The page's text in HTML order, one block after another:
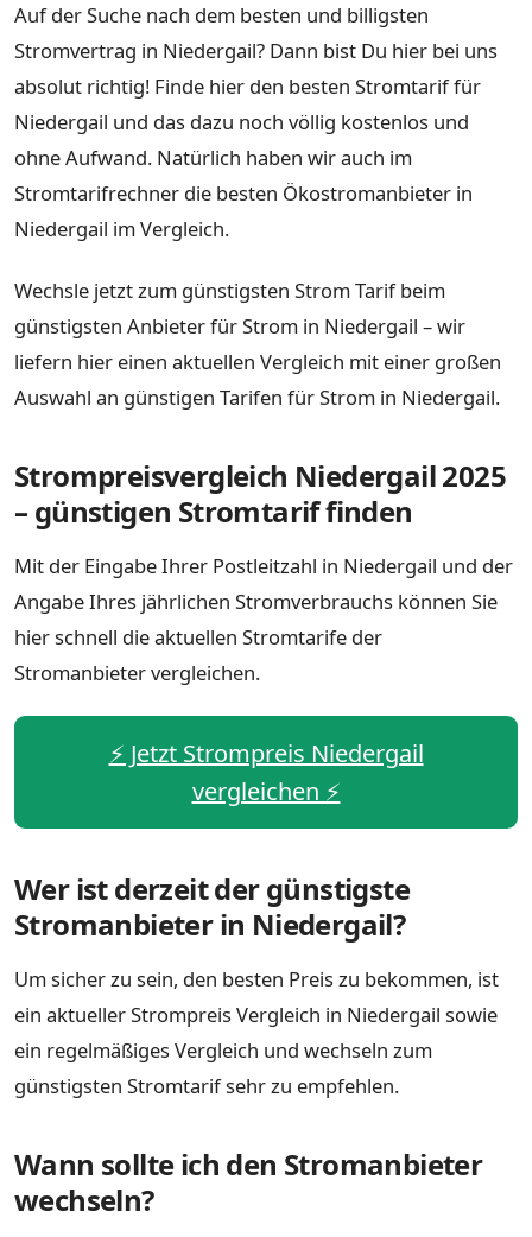
Auf der Suche nach dem besten und billigsten
Stromvertrag in Niedergail? Dann bist Du hier bei uns
absolut richtig! Finde hier den besten Stromtarif für
Niedergail und das dazu noch völlig kostenlos und
ohne Aufwand. Natürlich haben wir auch im
Stromtarifrechner die besten Ökostromanbieter in
Niedergail im Vergleich.
Wechsle jetzt zum günstigsten Strom Tarif beim
günstigsten Anbieter für Strom in Niedergail – wir
liefern hier einen aktuellen Vergleich mit einer großen
Auswahl an günstigen Tarifen für Strom in Niedergail.
Strompreisvergleich Niedergail 2025
– günstigen Stromtarif finden
Mit der Eingabe Ihrer Postleitzahl in Niedergail und der
Angabe Ihres jährlichen Stromverbrauchs können Sie
hier schnell die aktuellen Stromtarife der
Stromanbieter vergleichen.
⚡️ Jetzt Strompreis Niedergail
vergleichen ⚡️
Wer ist derzeit der günstigste
Stromanbieter in Niedergail?
Um sicher zu sein, den besten Preis zu bekommen, ist
ein aktueller Strompreis Vergleich in Niedergail sowie
ein regelmäßiges Vergleich und wechseln zum
günstigsten Stromtarif sehr zu empfehlen.
Wann sollte ich den Stromanbieter
wechseln?